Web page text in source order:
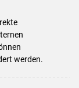
werden.